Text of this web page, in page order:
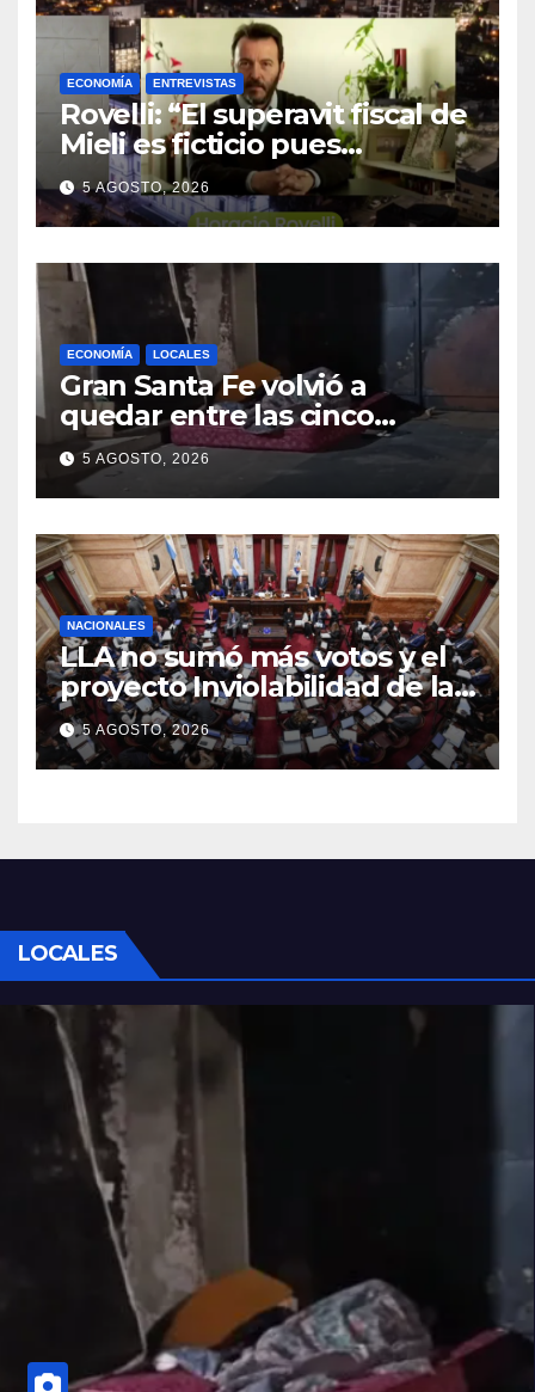
ECONOMÍA ENTREVISTAS
Rovelli: “El superavit fiscal de
Mieli es ficticio pues
debemos 480 mil millones de
dólares”
5 AGOSTO, 2026
ECONOMÍA LOCALES
Gran Santa Fe volvió a
quedar entre las cinco
regiones con más pobreza
del país
5 AGOSTO, 2026
NACIONALES
LLA no sumó más votos y el
proyecto Inviolabilidad de la
Propiedad Privada corre
riesgo de caerse en el
Senado
5 AGOSTO, 2026
LOCALES